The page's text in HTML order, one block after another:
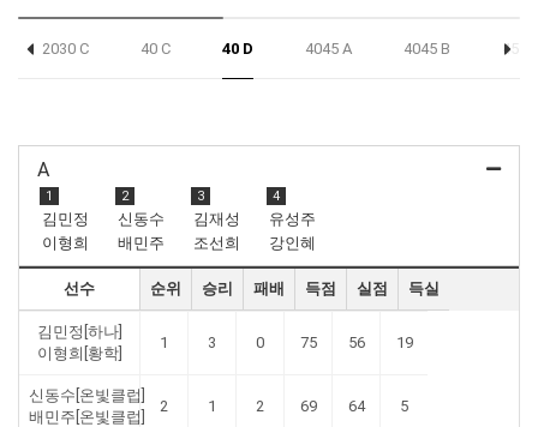
2030 C 40 C 40 D 4045 A 4045 B 45 C
A
1
김민정
이형희
2
신동수
배민주
3
김재성
조선희
4
유성주
강인혜
선수 순위 승리 패배 득점 실점 득실
김민정[하나]
이형희[황학]
1 3 0 75 56 19
신동수[온빛클럽]
배민주[온빛클럽]
2 1 2 69 64 5